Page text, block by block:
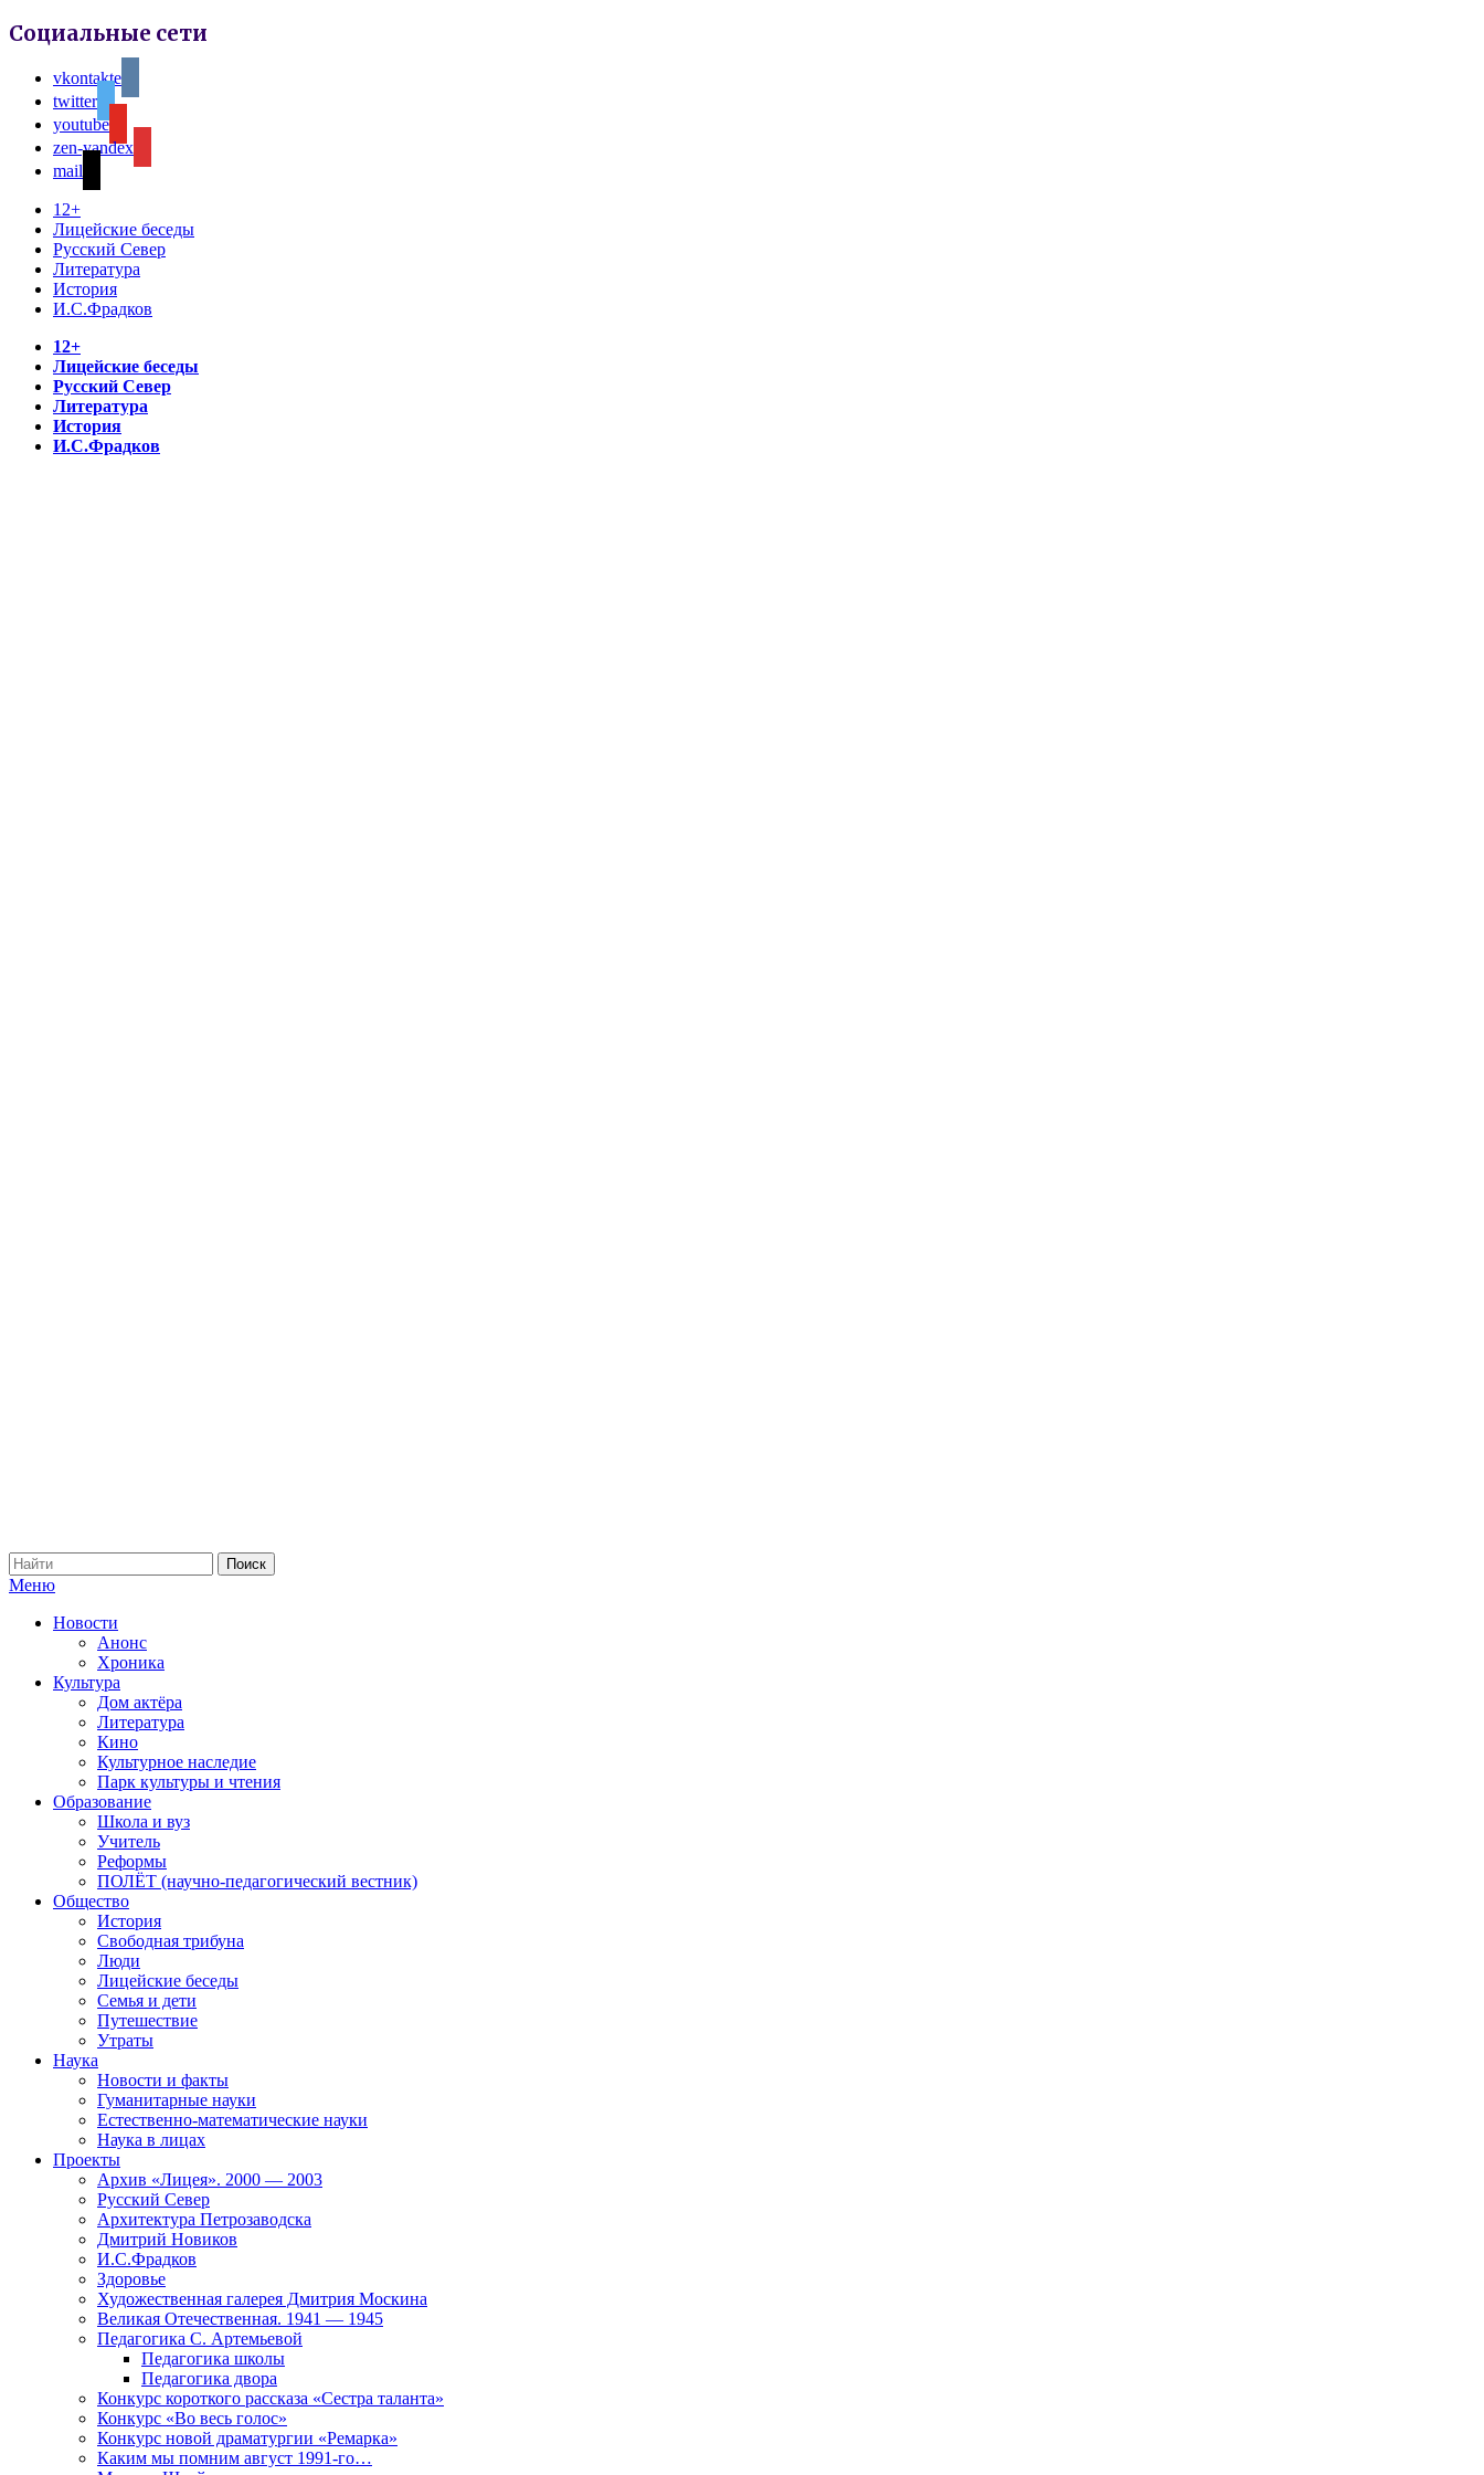
Социальные сети
vkontakte
twitter
youtube
zen-yandex
mail
12+
Лицейские беседы
Русский Север
Литература
История
И.С.Фрадков
12+
Лицейские беседы
Русский Север
Литература
История
И.С.Фрадков
Меню
Новости
Анонс
Хроника
Культура
Дом актёра
Литература
Кино
Культурное наследие
Парк культуры и чтения
Образование
Школа и вуз
Учитель
Реформы
ПОЛЁТ (научно-педагогический вестник)
Общество
История
Свободная трибуна
Люди
Лицейские беседы
Семья и дети
Путешествие
Утраты
Наука
Новости и факты
Гуманитарные науки
Естественно-математические науки
Наука в лицах
Проекты
Архив «Лицея». 2000 — 2003
Русский Север
Архитектура Петрозаводска
Дмитрий Новиков
И.С.Фрадков
Здоровье
Художественная галерея Дмитрия Москина
Великая Отечественная. 1941 — 1945
Педагогика С. Артемьевой
Педагогика школы
Педагогика двора
Конкурс короткого рассказа «Сестра таланта»
Конкурс «Во весь голос»
Конкурс новой драматургии «Ремарка»
Каким мы помним август 1991-го…